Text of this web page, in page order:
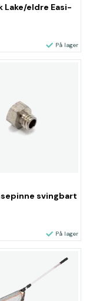
Lake/eldre Easi-
På lager
svingbart
På lager